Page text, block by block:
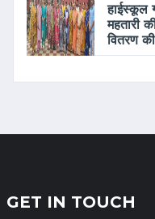
हाईस्कूल
महतारी
वितरण
GET IN TOUCH